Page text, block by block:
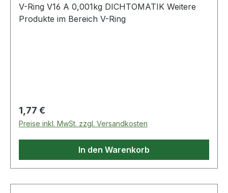
V-Ring V16 A 0,001kg DICHTOMATIK Weitere
Produkte im Bereich V-Ring
Regulärer Preis:
1,77 €
Preise inkl. MwSt. zzgl. Versandkosten
In den Warenkorb